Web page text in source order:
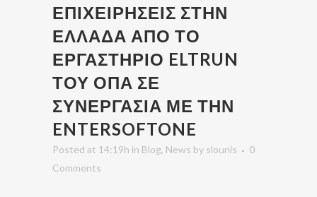
ΕΠΙΧΕΙΡΗΣΕΙΣ ΣΤΗΝ
ΕΛΛΑΔΑ ΑΠΟ ΤΟ
ΕΡΓΑΣΤΗΡΙΟ ELTRUN
ΤΟΥ ΟΠΑ ΣΕ
ΣΥΝΕΡΓΑΣΙΑ ΜΕ ΤΗΝ
ENTERSOFTONE
Posted at 14:19h in Blog, News by slounis
0
Comments